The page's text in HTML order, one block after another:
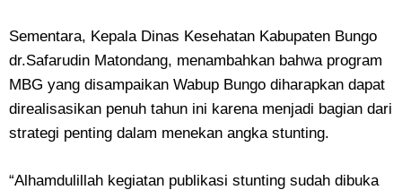
Sementara, Kepala Dinas Kesehatan Kabupaten Bungo
dr.Safarudin Matondang, menambahkan bahwa program
MBG yang disampaikan Wabup Bungo diharapkan dapat
direalisasikan penuh tahun ini karena menjadi bagian dari
strategi penting dalam menekan angka stunting.
“Alhamdulillah kegiatan publikasi stunting sudah dibuka